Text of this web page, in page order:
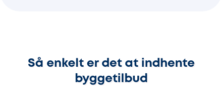
Så enkelt er det at indhente
byggetilbud